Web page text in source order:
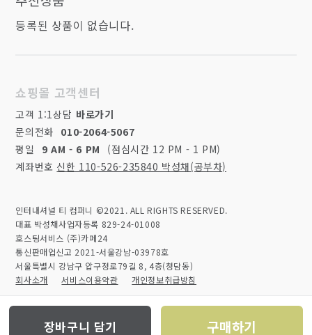
장바구니 담기 구매하기
등록된 상품이 없습니다.
쇼핑몰 고객센터
고객 1:1상담 바로가기
문의전화 010-2064-5067
평일
9 AM - 6 PM
(점심시간 12 PM - 1 PM)
계좌번호 신한 110-526-235840 박성채(공부차)
인터내셔널 티 컴퍼니 ©2021. ALL RIGHTS RESERVED.
대표 박성채사업자등록 829-24-01008
호스팅서비스 (주)카페24
통신판매업신고 2021-서울강남-03978호
서울특별시 강남구 압구정로79길 8, 4층(청담동)
회사소개
서비스이용약관 개인정보취급방침